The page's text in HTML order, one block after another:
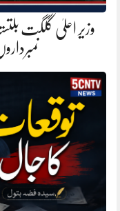
وزیر اعلیٰ گلگت